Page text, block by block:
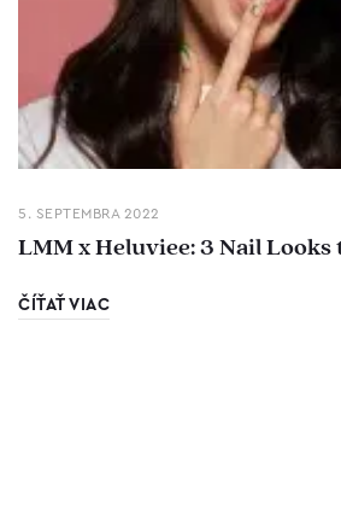
5. SEPTEMBRA 2022
LMM x Heluviee: 3 Nail Looks
ČÍŤAŤ VIAC